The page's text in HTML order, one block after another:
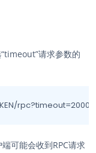
请求参数的
rpc?timeout=2000
可能会收到RPC请求